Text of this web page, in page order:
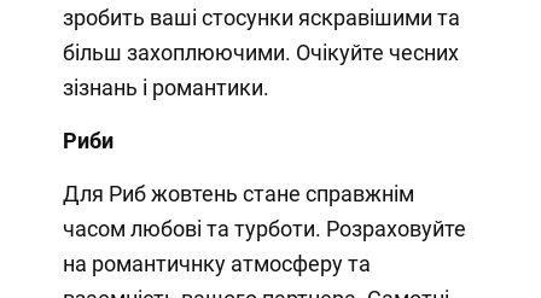
зробить ваші стосунки яскравішими та
більш захоплюючими. Очікуйте чесних
зізнань і романтики.
Риби
Для Риб жовтень стане справжнім
часом любові та турботи. Розраховуйте
на романтичнку атмосферу та